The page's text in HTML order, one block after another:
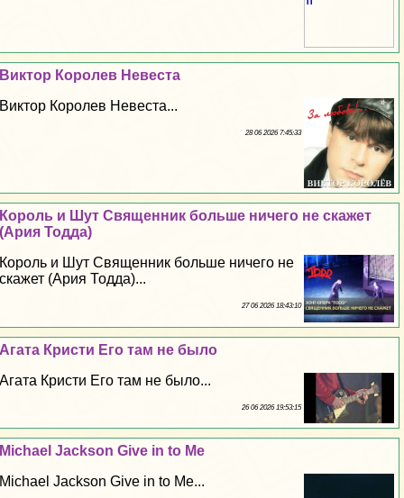
Виктор Королев Невеста
Виктор Королев Невеста...
28 06 2026 7:45:33
Король и Шут Священник больше ничего не скажет
(Ария Тодда)
Король и Шут Священник больше ничего не
скажет (Ария Тодда)...
27 06 2026 18:43:10
Агата Кристи Его там не было
Агата Кристи Его там не было...
26 06 2026 19:53:15
Michael Jackson Give in to Me
Michael Jackson Give in to Me...